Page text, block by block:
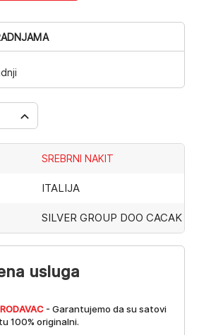
usluga
- Garantujemo da su satovi
100% originalni.
SREBRNI NAKIT
ITALIJA
SILVER GROUP DOO CACAK